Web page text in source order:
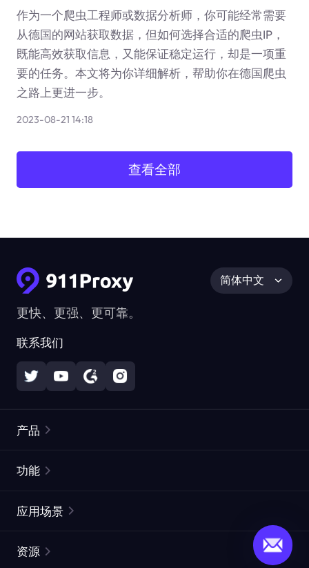
作为一个爬虫工程师或数据分析师，你可能经常需要
从德国的网站获取数据，但如何选择合适的爬虫IP，
既能高效获取信息，又能保证稳定运行，却是一项重
要的任务。本文将为你详细解析，帮助你在德国爬虫
之路上更进一步。
2023-08-21 14:18
查看全部
更快、更强、更可靠。
联系我们
简体中文
产品
静态住宅代理
功能
ISP代理
应用场景
资源